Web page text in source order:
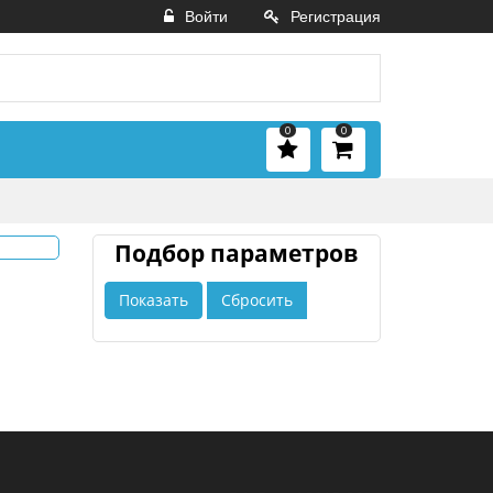
Войти Регистрация
0
0
Подбор параметров